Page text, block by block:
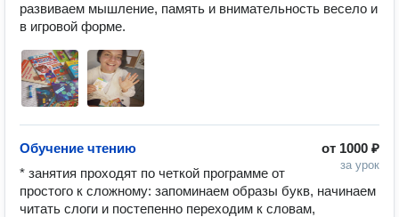
развиваем мышление, память и внимательность весело и
в игровой форме.
от 1000 ₽
за урок
Обучение чтению
* занятия проходят по четкой программе от
простого к сложному: запоминаем образы букв, начинаем
читать слоги и постепенно переходим к словам,